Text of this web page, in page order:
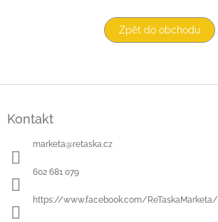
Zpět do obchodu
Kontakt
marketa@retaska.cz
602 681 079
https://www.facebook.com/ReTaskaMarketa/